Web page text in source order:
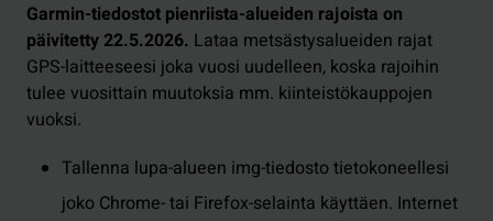
Garmin-tiedostot pienriista-alueiden rajoista on
päivitetty 22.5.2026. Lataa metsästysalueiden rajat
GPS-laitteeseesi joka vuosi uudelleen, koska rajoihin
tulee vuosittain muutoksia mm. kiinteistökauppojen
vuoksi.
Tallenna lupa-alueen img-tiedosto tietokoneellesi
joko Chrome- tai Firefox-selainta käyttäen. Internet